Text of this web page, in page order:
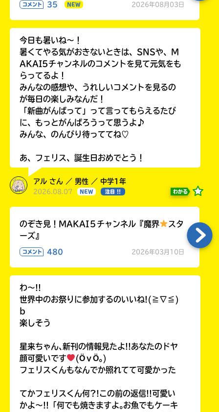
コメント 35 NEW 2026年08月03日
今日も暑いね〜！
暑くてやる気がおきないときは、SNSや、M
AKAI5チャンネルのコメントを見て元気をも
らってるよ！
みんなの感想や、うれしいコメントを見るの
が毎日の楽しみなんだ！
「新曲がんばって」って言ってもらえるたび
に、もっとがんばろうって思うよ♪
みんな、のんびり待っててね♡
あ、フェリス、誕生日おめでとう！
アル さん ／ 男性 ／ 中学1年
2026.08.07 NEW 注目 !! わかる
のぞき見！MAKAI５チャンネル『魔界
スタ
ーズ』
コメント 480 2026年03月10日
わ〜!!
世界中のお祭りに参加するのいいね!(≧∇≦)
b
楽しそう
星来ちゃん､新刊の情報見たよ!!あなたのドヤ
顔可愛いです
(ӦｖӦ｡)
フェリスくんもなんでか照れてて可愛かった
てかフェリスくん何?!この前の返信!!可愛い
かよ〜!!「何でも焼きますよ｡お魚でもケーキ